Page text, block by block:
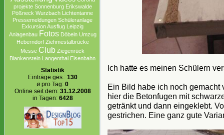
projekte Sonnenburg Erikswalde
Pößneck Wurzbach Lichtentanne
Pressemeldungen Schüleranlage
Exkursion Ausflug Leipzig
Anlagenbau Fotos Döbeln Umzug
Heberndorf Ziehmestalbrücke
Messe Club Ziegenrück
Blankenstein Langenthal Eisenbahn
Statistik
Einträge ges.: 130
ø pro Tag: 0
Online seit dem: 31.12.2008
in Tagen: 6428
Ich hatte es meinen Schülern
Ein Bild habe ich noch gemacht
hier die Betonfugen mit
getränkt und dann eingeklebt.
gestrichen. Eine ganz gute